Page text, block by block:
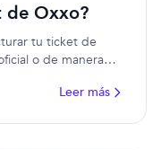
de Oxxo?
tu ticket de
o de manera
Leer más